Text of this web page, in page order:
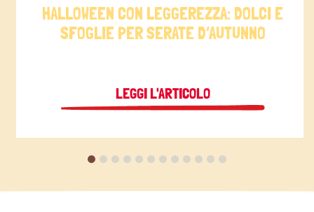
HALLOWEEN CON LEGGEREZZA: DOLCI E
SFOGLIE PER SERATE D’AUTUNNO
LEGGI L'ARTICOLO